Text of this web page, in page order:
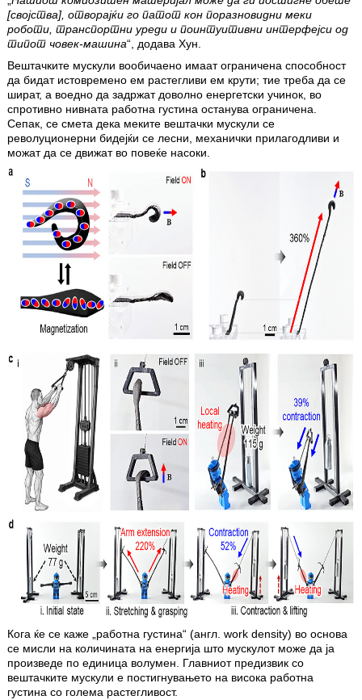
[својства], отворајќи го патот кон поразновидни меки
роботи, транспортни уреди и поинтуитивни интерфејси од
типот човек-машина“, додава Хун.
Вештачките мускули вообичаено имаат ограничена способност
да бидат истовремено ем растегливи ем крути; тие треба да се
шират, а воедно да задржат доволно енергетски учинок, во
спротивно нивната работна густина останува ограничена.
Сепак, се смета дека меките вештачки мускули се
револуционерни бидејќи се лесни, механички прилагодливи и
можат да се движат во повеќе насоки.
Кога ќе се каже „работна густина“ (англ. work density) во основа
се мисли на количината на енергија што мускулот може да ја
произведе по единица волумен. Главниот предизвик со
вештачките мускули е постигнувањето на висока работна
густина со голема растегливост.